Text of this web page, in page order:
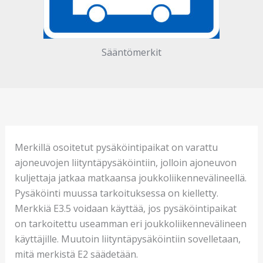
Sääntömerkit
Merkillä osoitetut pysäköintipaikat on varattu
ajoneuvojen liityntäpysäköintiin, jolloin ajoneuvon
kuljettaja jatkaa matkaansa joukkoliikennevälineellä.
Pysäköinti muussa tarkoituksessa on kielletty.
Merkkiä E3.5 voidaan käyttää, jos pysäköintipaikat
on tarkoitettu useamman eri joukkoliikennevälineen
käyttäjille. Muutoin liityntäpysäköintiin sovelletaan,
mitä merkistä E2 säädetään.